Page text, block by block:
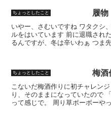
ちょっとしたこと 履物
いやー、さむいですね ワタクシ
ルをはいています 前に退職され
るんですが、冬は辛いわぁ つま
ちょっとしたこと 梅酒
こないだ梅酒作りに初チャレン
り、そのままになっていたので
って感じで。 周り草ボーボーや